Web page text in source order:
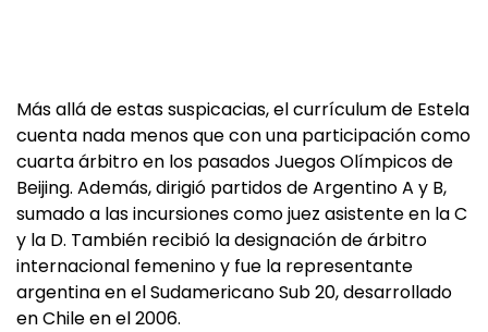
Más allá de estas suspicacias, el currículum de Estela
cuenta nada menos que con una participación como
cuarta árbitro en los pasados Juegos Olímpicos de
Beijing. Además, dirigió partidos de Argentino A y B,
sumado a las incursiones como juez asistente en la C
y la D. También recibió la designación de árbitro
internacional femenino y fue la representante
argentina en el Sudamericano Sub 20, desarrollado
en Chile en el 2006.